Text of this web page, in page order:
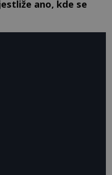
ano, kde se